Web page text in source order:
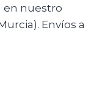
en nuestro
Envíos a